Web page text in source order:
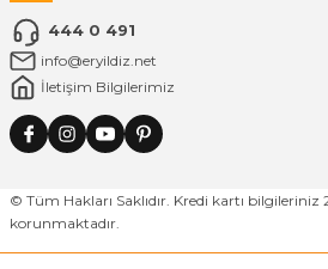
444 0 491
info@eryildiz.net
İletişim Bilgilerimiz
© Tüm Hakları Saklıdır. Kredi kartı bilgileriniz
korunmaktadır.